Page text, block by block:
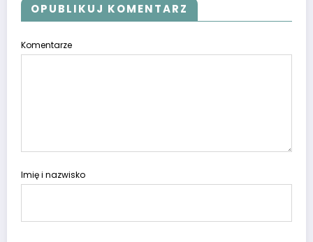
OPUBLIKUJ KOMENTARZ
Komentarze
Imię i nazwisko